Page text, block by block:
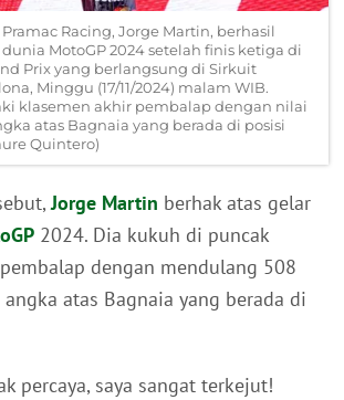
Racing, Jorge Martin, berhasil
MotoGP 2024 setelah finis ketiga di
Prix yang berlangsung di Sirkuit
Minggu (17/11/2024) malam WIB.
klasemen akhir pembalap dengan nilai
atas Bagnaia yang berada di posisi
Quintero)
Jorge Martin berhak atas gelar
2024. Dia kukuh di puncak
dengan mendulang 508
atas Bagnaia yang berada di
percaya, saya sangat terkejut!